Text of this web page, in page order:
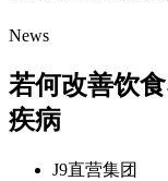
News
若何改善饮
疾病
J9直营集团